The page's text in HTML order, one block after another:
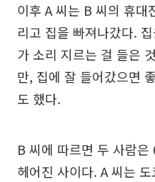
이후 A 씨는 B 씨의 휴대
리고 집을 빠져나갔다.
가 소리 지르는 걸 들은
만, 집에 잘 들어갔으면
도 했다.
B 씨에 따르면 두 사람
헤어진 사이다. A 씨는